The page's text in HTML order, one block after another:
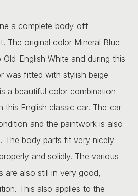
a complete body-off
The original color Mineral Blue
English White and during this
was fitted with stylish beige
a beautiful color combination
English classic car. The car
and the paintwork is also
The body parts fit very nicely
and solidly. The various
are also still in very good,
This also applies to the